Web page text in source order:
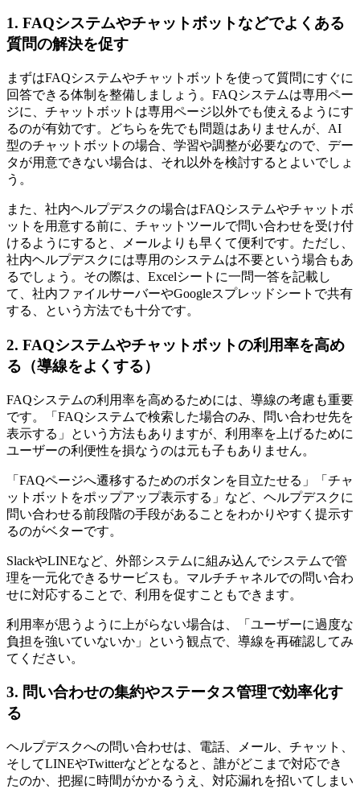
1. FAQシステムやチャットボットなどでよくある
質問の解決を促す
まずはFAQシステムやチャットボットを使って質問にすぐに
回答できる体制を整備しましょう。FAQシステムは専用ペー
ジに、チャットボットは専用ページ以外でも使えるようにす
るのが有効です。どちらを先でも問題はありませんが、AI
型のチャットボットの場合、学習や調整が必要なので、デー
タが用意できない場合は、それ以外を検討するとよいでしょ
う。
また、社内ヘルプデスクの場合はFAQシステムやチャットボ
ットを用意する前に、チャットツールで問い合わせを受け付
けるようにすると、メールよりも早くて便利です。ただし、
社内ヘルプデスクには専用のシステムは不要という場合もあ
るでしょう。その際は、Excelシートに一問一答を記載し
て、社内ファイルサーバーやGoogleスプレッドシートで共有
する、という方法でも十分です。
2. FAQシステムやチャットボットの利用率を高め
る（導線をよくする）
FAQシステムの利用率を高めるためには、導線の考慮も重要
です。「FAQシステムで検索した場合のみ、問い合わせ先を
表示する」という方法もありますが、利用率を上げるために
ユーザーの利便性を損なうのは元も子もありません。
「FAQページへ遷移するためのボタンを目立たせる」「チャ
ットボットをポップアップ表示する」など、ヘルプデスクに
問い合わせる前段階の手段があることをわかりやすく提示す
るのがベターです。
SlackやLINEなど、外部システムに組み込んでシステムで管
理を一元化できるサービスも。マルチチャネルでの問い合わ
せに対応することで、利用を促すこともできます。
利用率が思うように上がらない場合は、「ユーザーに過度な
負担を強いていないか」という観点で、導線を再確認してみ
てください。
3. 問い合わせの集約やステータス管理で効率化す
る
ヘルプデスクへの問い合わせは、電話、メール、チャット、
そしてLINEやTwitterなどとなると、誰がどこまで対応でき
たのか、把握に時間がかかるうえ、対応漏れを招いてしまい